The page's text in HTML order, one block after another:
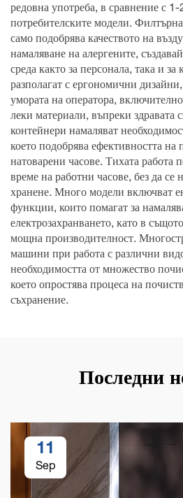
редовна употреба, в сравнение с 1-
потребителските модели.
само подобрява качеството на
намаляване на алергените,
среда както за персонала, така и
разполагат с ергономични
умората на оператора,
леки материали, въпреки здравата
контейнери намаляват
което подобрява ефективността на
натоварени часове. Тихата работа
време на работни часове, без да се
хранене. Много модели включват
функции, които помагат за
електрозахранването, като в
мощна производителност.
машини при работа с различни
необходимостта от множество
което опростява процеса на
съхранение.
Последни
11
Sep